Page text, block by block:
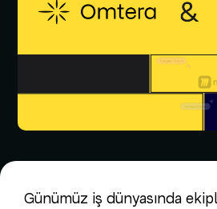
Günümüz iş dünyasında